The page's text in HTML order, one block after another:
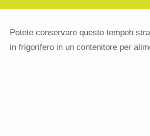
Potete conservare questo tempeh
in frigorifero in un contenitore per